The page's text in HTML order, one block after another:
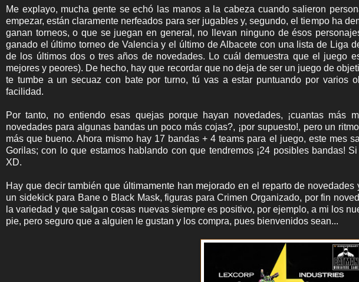
Me explayo, mucha gente se echó las manos a la cabeza cuando salieron
empezar, están claramente nerfeados para ser jugables y, segundo, el tiempo ha
ganan torneos, o que se juegan en general, no llevan ninguno de ésos
ganado el último torneo de Valencia y el último de Albacete con una lista de Liga
de los últimos dos o tres años de novedades. Lo cuál demuestra que el juego
mejores y peores). De hecho, hay que recordar que no deja de ser un juego de
te tumbe a un secuaz con bate por turno, tú vas a estar puntuando por varios
facilidad.
Por tanto, no entiendo esas quejas porque hayan novedades, ¡cuantas más
novedades para algunas bandas un poco más cojas?, ¡por supuesto!, pero un
más que bueno. Ahora mismo hay 17 bandas + 4 teams para el juego, este mes
Gorilas; con lo que estamos hablando con que tendremos ¡24 posibles bandas!
XD.
Hay que decir también que últimamente han mejorado en el reparto de
un sidekick para Bane o Black Mask, figuras para Crimen Organizado, por fin
la variedad y que salgan cosas nuevas siempre es positivo, por ejemplo, a mi los
pie, pero seguro que a alguien le gustan y los compra, pues bienvenidos sean...